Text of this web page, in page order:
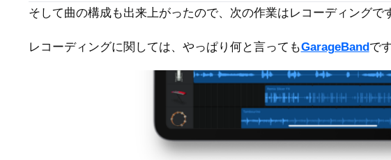
そして曲の構成も出来上がったので、次の作業はレコーディングで
レコーディングに関しては、やっぱり何と言ってもGarageBandで